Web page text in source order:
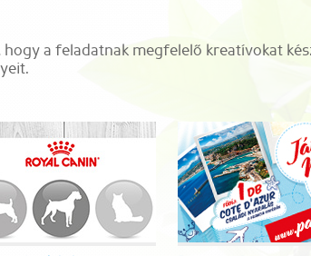
a feladatnak megfelelő kreatívokat